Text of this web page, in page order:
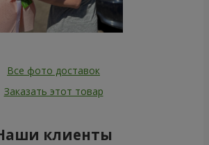
Все фото доставок
Заказать этот товар
клиенты